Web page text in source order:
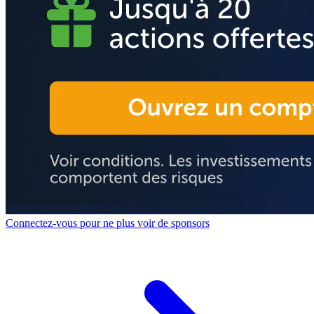
Connectez-vous pour ne plus voir de sponsors